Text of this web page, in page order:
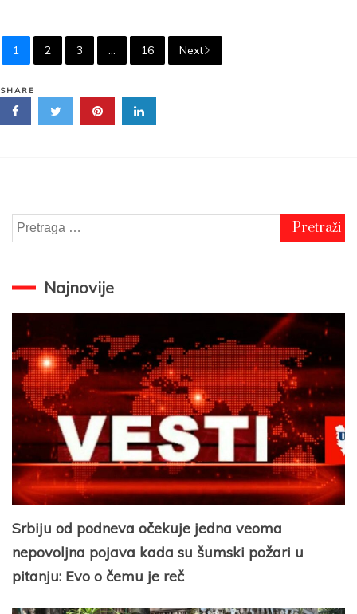
1 2 3 … 16 Next
SHARE
Pretraga
za:
Najnovije
Srbiju od podneva očekuje jedna veoma
nepovoljna pojava kada su šumski požari u
pitanju: Evo o čemu je reč